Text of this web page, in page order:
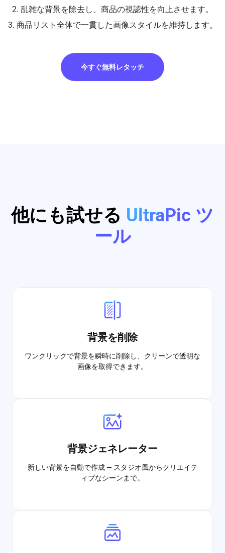
2. 乱雑な背景を除去し、商品の視認性を向上させます。
3. 商品リスト全体で一貫した画像スタイルを維持します。
今すぐ無料レタッチ
他にも試せる UltraPic ツ
ール
背景を削除
ワンクリックで背景を瞬時に削除し、クリーンで透明な
画像を取得できます。
背景ジェネレーター
新しい背景を自動で作成 — スタジオ風からクリエイテ
ィブなシーンまで。